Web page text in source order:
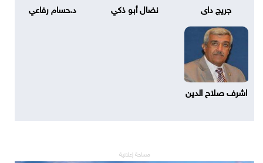
جريج داى نضال أبو ذكي د.حسام رفاعي
اشرف صلاح الدين
مساحة إعلانية